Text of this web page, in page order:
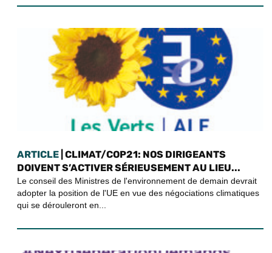
ARTICLE | CLIMAT/COP21: NOS DIRIGEANTS
DOIVENT S’ACTIVER SÉRIEUSEMENT AU LIEU...
Le conseil des Ministres de l'environnement de demain devrait
adopter la position de l'UE en vue des négociations climatiques
qui se dérouleront en...